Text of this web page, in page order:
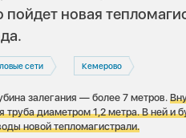
новая
сети Кемерово
залегания — более 7 метров.
труба диаметром 1,2 метра.В ней и
новой тепломагистрали.